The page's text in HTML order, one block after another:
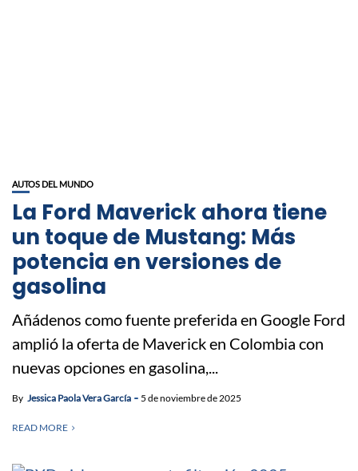
AUTOS DEL MUNDO
La Ford Maverick ahora tiene
un toque de Mustang: Más
potencia en versiones de
gasolina
Añádenos como fuente preferida en Google Ford
amplió la oferta de Maverick en Colombia con
nuevas opciones en gasolina,...
By Jessica Paola Vera García 5 de noviembre de 2025
READ MORE